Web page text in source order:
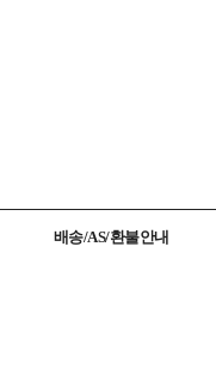
배송/AS/환불안내